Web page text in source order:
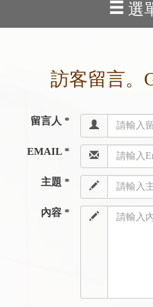
選
訪客留言。
留言人 *
EMAIL *
主題 *
內容 *